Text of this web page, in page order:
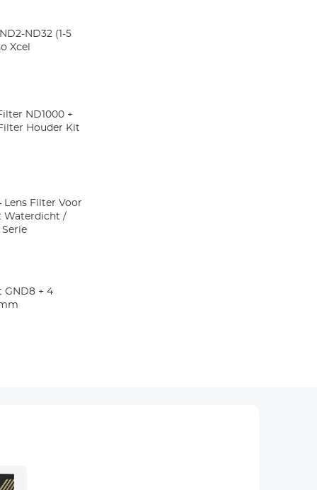
ND32 (1-5
Xcel
ND1000 +
Houder Kit
Filter Voor
Waterdicht /
GND8 + 4